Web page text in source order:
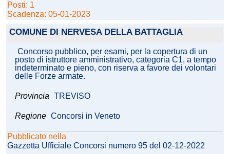
Posti: 1
Scadenza: 05-01-2023
COMUNE DI NERVESA DELLA BATTAGLIA
Concorso pubblico, per esami, per la copertura di un
posto di istruttore amministrativo, categoria C1, a tempo
indeterminato e pieno, con riserva a favore dei volontari
delle Forze armate.
Provincia TREVISO
Regione Concorsi in Veneto
Pubblicato nella
Gazzetta Ufficiale Concorsi numero 95 del 02-12-2022